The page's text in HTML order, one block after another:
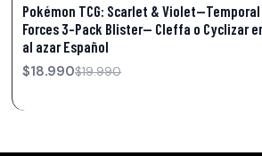
Pokémon TCG: Scarlet & Violet—Temporal
Forces 3-Pack Blister— Cleffa o Cyclizar
al azar Español
$18.990$19.990